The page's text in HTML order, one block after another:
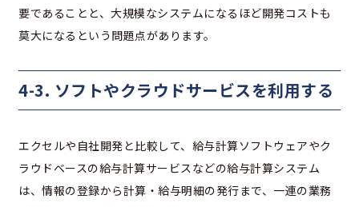
要であることと、大規模なシステムになるほど開発コストも
莫大になるという問題点があります。
4-3. ソフトやクラウドサービスを利用する
エクセルや自社開発と比較して、給与計算ソフトウェアやク
ラウドベースの給与計算サービスなどの給与計算システム
は、情報の登録から計算・給与明細の発行まで、一連の業務